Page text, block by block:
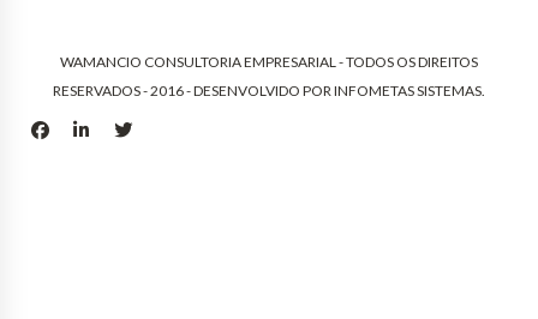
WAMANCIO CONSULTORIA EMPRESARIAL - TODOS OS DIREITOS
RESERVADOS - 2016 - DESENVOLVIDO PORINFOMETAS SISTEMAS.